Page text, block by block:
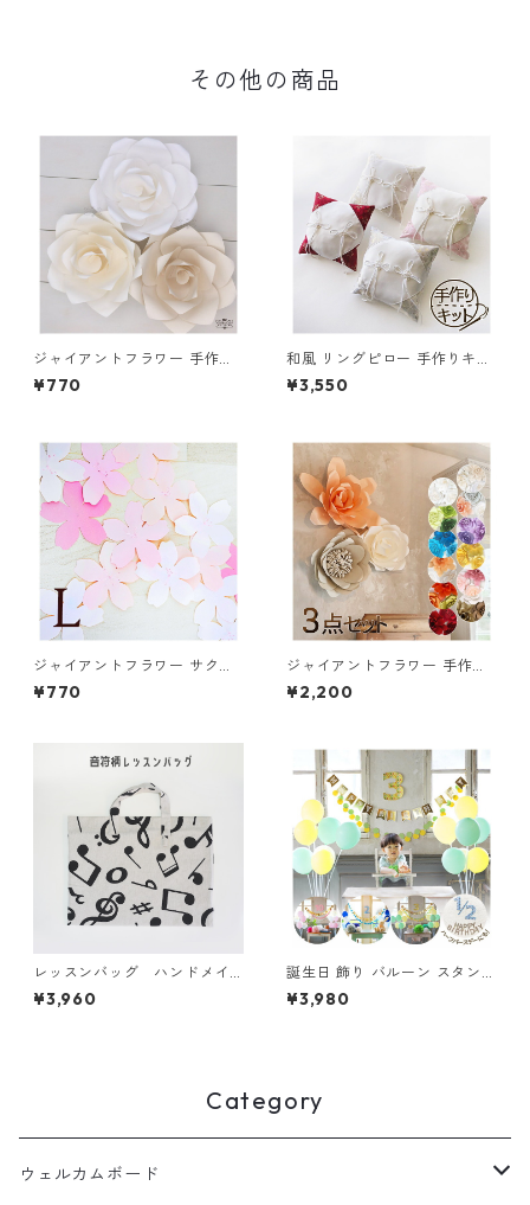
その他の商品
ジャイアントフラワー 手作り
キット ローズ Mサイズ 花径3
0cm ウォールフラワー 壁 イ
¥770
和風 リングピロー 手作りキッ
ト リングピロー 桜風 (さくら
かぜ) (メール便送料無料)
¥3,550
ジャイアントフラワー サクラ
Ｌ(15cm) 桜(さくら)のペーパ
ーフラワー シンプルな花びら
¥770
ジャイアントフラワー 手作り
キット 3点セット ウォールフ
ラワー 壁 インテリア 飾り 撮
¥2,200
レッスンバッグ ハンドメイ
ド 音符柄 ♪ 入園 入学
新学期 ピアノ
¥3,960
誕生日 飾り バルーン スタンド
ダブル セット (ハーフバース
デー パーティー ガーランド 飾
¥3,980
Category
ウェルカムボード